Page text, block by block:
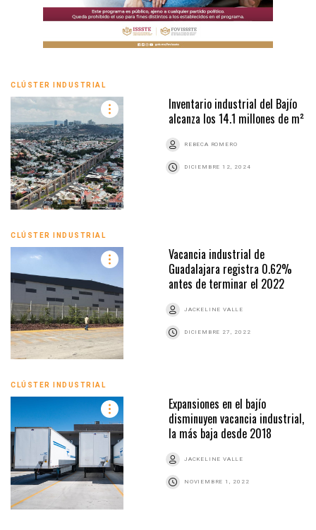
CLÚSTER INDUSTRIAL
Inventario industrial del Bajío
alcanza los 14.1 millones de m²
REBECA ROMERO
DICIEMBRE 12, 2024
CLÚSTER INDUSTRIAL
Vacancia industrial de
Guadalajara registra 0.62%
antes de terminar el 2022
JACKELINE VALLE
DICIEMBRE 27, 2022
CLÚSTER INDUSTRIAL
Expansiones en el bajío
disminuyen vacancia industrial,
la más baja desde 2018
JACKELINE VALLE
NOVIEMBRE 1, 2022